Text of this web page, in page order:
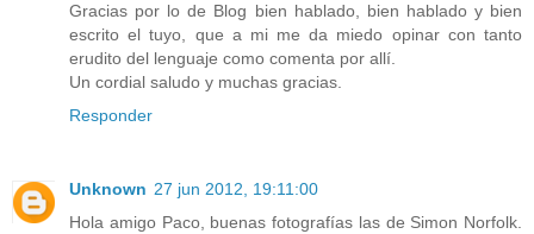
Gracias por lo de Blog bien hablado, bien hablado y bien
escrito el tuyo, que a mi me da miedo opinar con tanto
erudito del lenguaje como comenta por allí.
Un cordial saludo y muchas gracias.
Responder
Unknown 27 jun 2012, 19:11:00
Hola amigo Paco, buenas fotografías las de Simon Norfolk.